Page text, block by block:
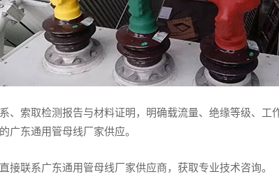
、索取检测报告与材料证明，明确载流量、绝缘等级、工
广东通用管母线厂家供应。
接联系广东通用管母线厂家供应商，获取专业技术咨询。